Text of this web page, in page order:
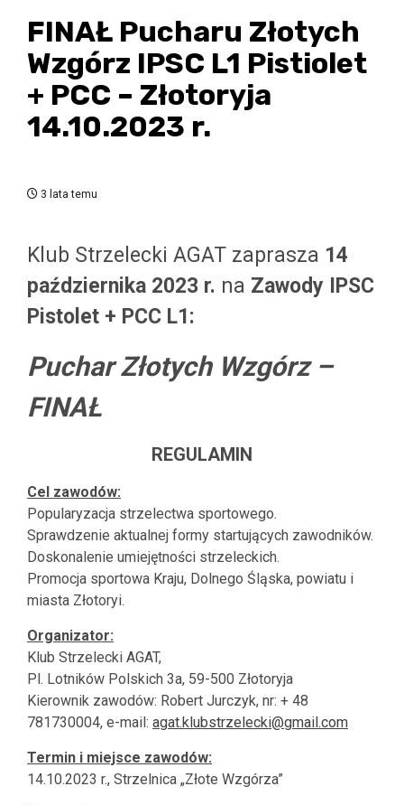
FINAŁ Pucharu Złotych
Wzgórz IPSC L1 Pistiolet
+ PCC – Złotoryja
14.10.2023 r.
3 lata temu
Klub Strzelecki AGAT zaprasza 14
października 2023 r. na Zawody IPSC
Pistolet + PCC L1:
Puchar Złotych Wzgórz –
FINAŁ
REGULAMIN
Cel zawodów:
Popularyzacja strzelectwa sportowego.
Sprawdzenie aktualnej formy startujących zawodników.
Doskonalenie umiejętności strzeleckich.
Promocja sportowa Kraju, Dolnego Śląska, powiatu i
miasta Złotoryi.
Organizator:
Klub Strzelecki AGAT,
Pl. Lotników Polskich 3a, 59-500 Złotoryja
Kierownik zawodów: Robert Jurczyk, nr: + 48
781730004, e-mail: agat.klubstrzelecki@gmail.com
Termin i miejsce zawodów:
14.10.2023 r., Strzelnica „Złote Wzgórza”